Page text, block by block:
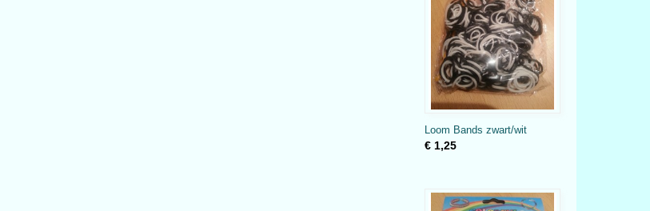
Loom Bands zwart/wit
€ 1,25